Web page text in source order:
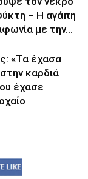
– Η αγάπη
με την...
«Τα έχασα
καρδιά
έχασε